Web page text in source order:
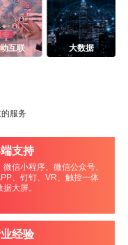
互联 大数据
服务
支持
微信小程序、微信公众号、
、钉钉、VR、触控一体
大屏。
经验